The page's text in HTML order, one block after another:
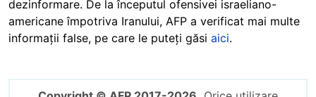
dezinformare. De la începutul ofensivei israeliano-
americane împotriva Iranului, AFP a verificat mai multe
informații false, pe care le puteți găsi aici.